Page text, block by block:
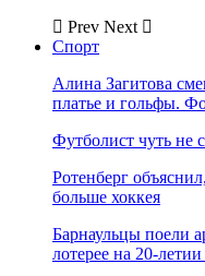
Prev Next
Спорт
Алина Загитова
платье и гольфы.
Футболист чуть не
Ротенберг
больше хоккея
Барнаульцы поели
лотерее на 20-